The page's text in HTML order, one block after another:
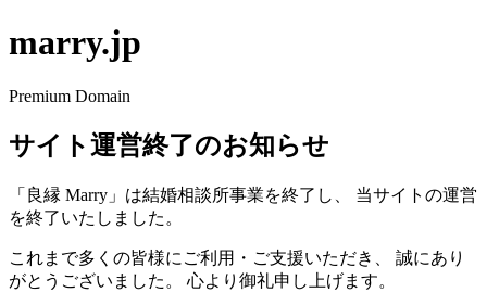
marry.jp
Premium Domain
サイト運営終了のお知らせ
「良縁 Marry」は結婚相談所事業を終了し、 当サイトの運営
を終了いたしました。
これまで多くの皆様にご利用・ご支援いただき、 誠にあり
がとうございました。 心より御礼申し上げます。